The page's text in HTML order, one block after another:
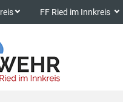
FF Ried im Innkreis